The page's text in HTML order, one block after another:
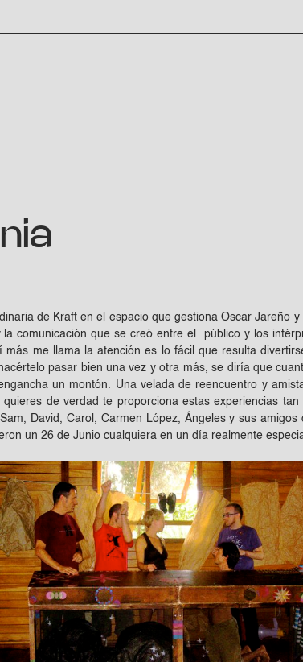
de Kraft en el espacio que gestiona Oscar Jareño
comunicación que se creó entre el público y los
me llama la atención es lo fácil que resulta
pasar bien una vez y otra más, se diría que
un montón. Una velada de reencuentro y
de verdad te proporciona estas experiencias
David, Carol, Carmen López, Ángeles y sus
un 26 de Junio cualquiera en un día realmente